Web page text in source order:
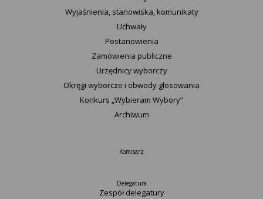
Wyjaśnienia, stanowiska, komunikaty
Uchwały
Postanowienia
Zamówienia publiczne
Urzędnicy wyborczy
Okręgi wyborcze i obwody głosowania
Konkurs „Wybieram Wybory”
Archiwum
Komisarz
Delegatura
Zespół delegatury